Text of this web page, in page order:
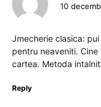
10
Jmecherie clasica:
pentru neaveniti.
cartea. Metoda
Reply